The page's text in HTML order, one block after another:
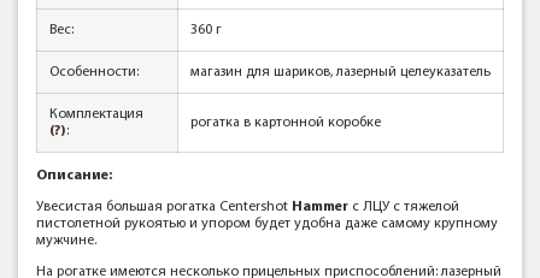
Вес: 360 г
Особенности: магазин для шариков, лазерный целеуказатель
Комплектация
(?):
рогатка в картонной коробке
Описание:
Увесистая большая рогатка Centershot Hammer с ЛЦУ с тяжелой
пистолетной рукоятью и упором будет удобна даже самому крупному
мужчине.
На рогатке имеются несколько прицельных приспособлений: лазерный